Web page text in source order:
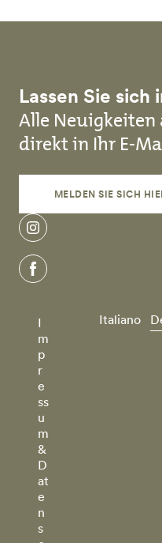
Lassen Sie sich
Alle Neuigkeiten
direkt in Ihr E-
MELDEN SIE SICH
instagram
facebook
I
m
p
r
e
ss
u
m
&
D
at
e
n
s
Italiano